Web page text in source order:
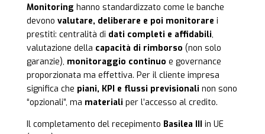
Monitoring hanno standardizzato come le banche
devono valutare, deliberare e poi monitorare i
prestiti: centralità di dati completi e affidabili,
valutazione della capacità di rimborso (non solo
garanzie), monitoraggio continuo e governance
proporzionata ma effettiva. Per il cliente impresa
significa che piani, KPI e flussi previsionali non sono
“opzionali”, ma materiali per l’accesso al credito.
Il completamento del recepimento Basilea III in UE